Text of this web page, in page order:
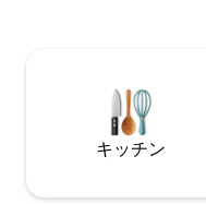
て揃っています。エア
ビ、コーヒーメーカー
イロン、ヘアドライヤ
グTV（Netfilx）のサブ
しい庭園がある20,000
キッチン